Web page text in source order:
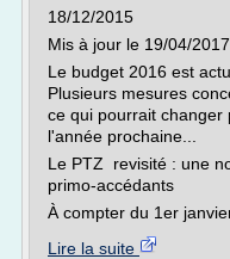
18/12/2015
Mis à jour le 19/04/2017
Le budget 2016 est
Plusieurs mesures
ce qui pourrait changer
l'année prochaine...
Le PTZ revisité : une
primo-accédants
À compter du 1er
Lire la suite